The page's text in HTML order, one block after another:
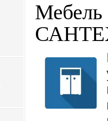
Мебель